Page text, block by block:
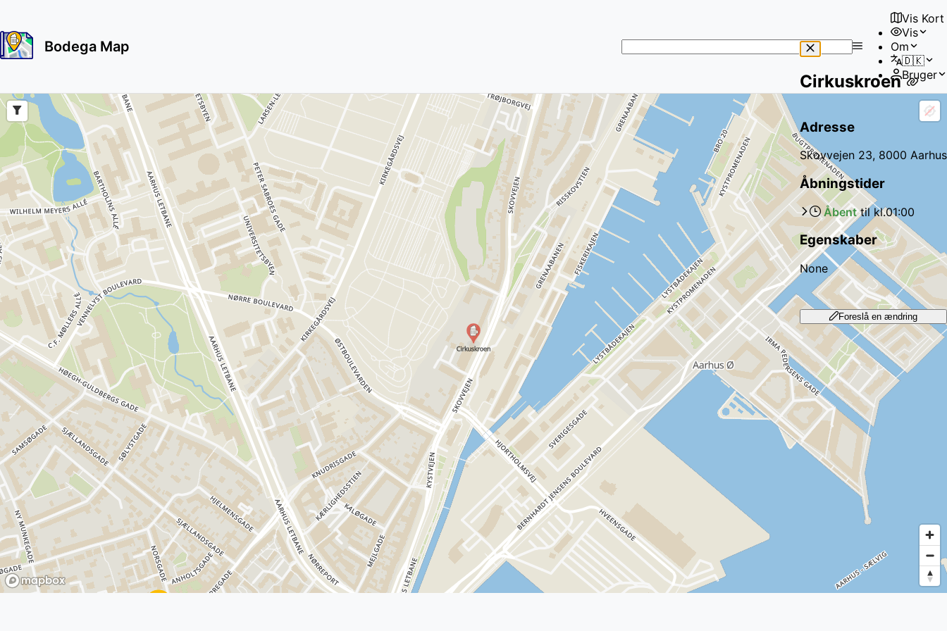
Bodega Map
No
results
found
Vis Kort
Vis
Om
🇩🇰
Bruger
Cirkuskroen
Adresse
Skovvejen 23, 8000 Aarhus
Åbningstider
Åbenttil kl.01:00
Egenskaber
None
Foreslå en ændring